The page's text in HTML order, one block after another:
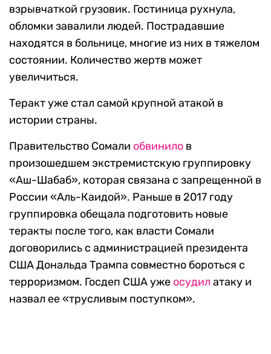
взрывчаткой грузовик. Гостиница рухнула,
обломки завалили людей. Пострадавшие
находятся в больнице, многие из них в тяжелом
состоянии. Количество жертв может
увеличиться.
Теракт уже стал самой крупной атакой в
истории страны.
Правительство Сомали обвинило в
произошедшем экстремистскую группировку
«Аш-Шабаб», которая связана с запрещенной в
России «Аль-Каидой». Раньше в 2017 году
группировка обещала подготовить новые
теракты после того, как власти Сомали
договорились с администрацией президента
США Дональда Трампа совместно бороться с
терроризмом. Госдеп США уже осудил атаку и
назвал ее «трусливым поступком».